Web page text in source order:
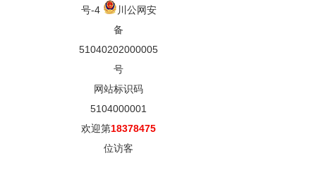
号-4
川公网安
备
51040202000005
号
网站标识码
5104000001
欢迎第18378475
位访客